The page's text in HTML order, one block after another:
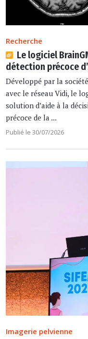
Recherche
Le logiciel
détection précoce
Développé par la
avec le réseau Vidi, le
solution d’aide à la
précoce de la ...
Publié le 30/07/2026
Imagerie pelvienne